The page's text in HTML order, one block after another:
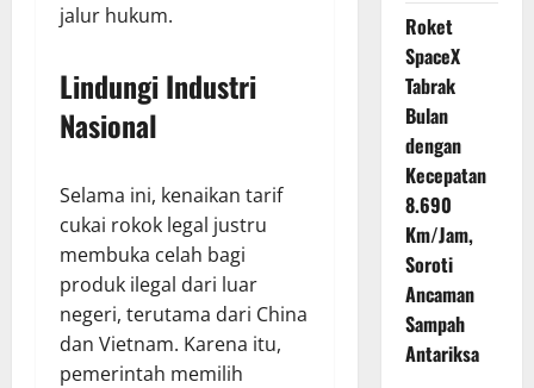
jalur hukum.
Lindungi Industri
Nasional
Selama ini, kenaikan tarif
cukai rokok legal justru
membuka celah bagi
produk ilegal dari luar
negeri, terutama dari China
dan Vietnam. Karena itu,
pemerintah memilih
Roket
SpaceX
Tabrak
Bulan
dengan
Kecepatan
8.690
Km/Jam,
Soroti
Ancaman
Sampah
Antariksa